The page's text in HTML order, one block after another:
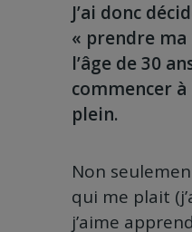
J’ai donc
« prendre
l’âge de 30
commencer
plein.
Non
qui me plait
j’aime